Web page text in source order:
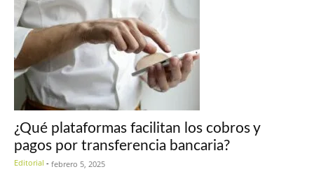
¿Qué plataformas facilitan los cobros y
pagos por transferencia bancaria?
Editorial - febrero 5, 2025